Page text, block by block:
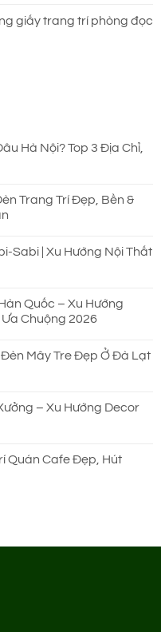
₫.
giấy trang trí phòng đọc
Hà Nội? Top 3 Địa Chỉ,
Trang Trí Đẹp, Bền &
Sabi | Xu Hướng Nội Thất
Quốc – Xu Hướng
Chuộng 2026
Đèn Mây Tre Đẹp Ở Đà Lạt
– Xu Hướng Decor
Quán Cafe Đẹp, Hút